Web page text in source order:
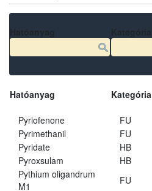
Hatóanyag Kategória
Pyriofenone
FU
Pyrimethanil
FU
Pyridate
HB
Pyroxsulam
HB
Pythium oligandrum
M1
FU